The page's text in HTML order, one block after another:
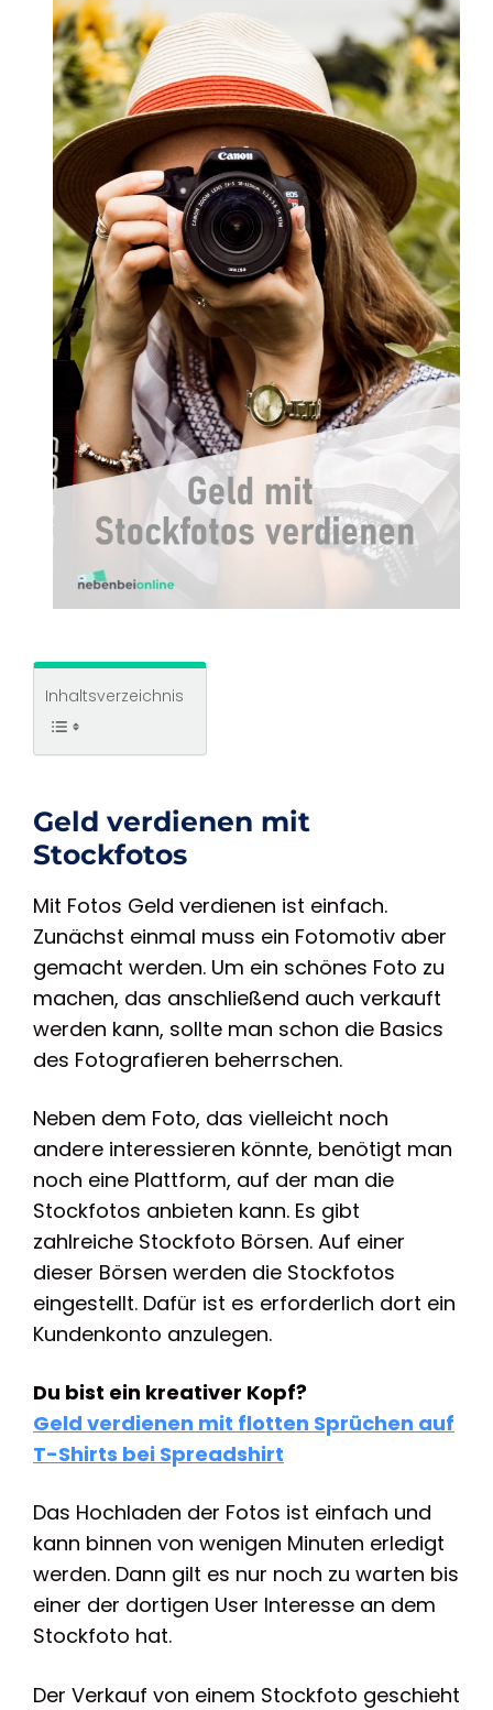
Inhaltsverzeichnis
Geld verdienen mit
Stockfotos
Mit Fotos Geld verdienen ist einfach.
Zunächst einmal muss ein Fotomotiv aber
gemacht werden. Um ein schönes Foto zu
machen, das anschließend auch verkauft
werden kann, sollte man schon die Basics
des Fotografieren beherrschen.
Neben dem Foto, das vielleicht noch
andere interessieren könnte, benötigt man
noch eine Plattform, auf der man die
Stockfotos anbieten kann. Es gibt
zahlreiche Stockfoto Börsen. Auf einer
dieser Börsen werden die Stockfotos
eingestellt. Dafür ist es erforderlich dort ein
Kundenkonto anzulegen.
Du bist ein kreativer Kopf?
Geld verdienen mit flotten Sprüchen auf
T-Shirts bei Spreadshirt
Das Hochladen der Fotos ist einfach und
kann binnen von wenigen Minuten erledigt
werden. Dann gilt es nur noch zu warten bis
einer der dortigen User Interesse an dem
Stockfoto hat.
Der Verkauf von einem Stockfoto geschieht